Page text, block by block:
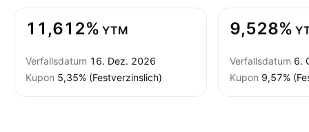
11,612% YTM
Verfallsdatum 16. Dez. 2026
Kupon 5,35% (Festverzinslich)
9,528%
Verfallsdatum 6.
Kupon 9,57%